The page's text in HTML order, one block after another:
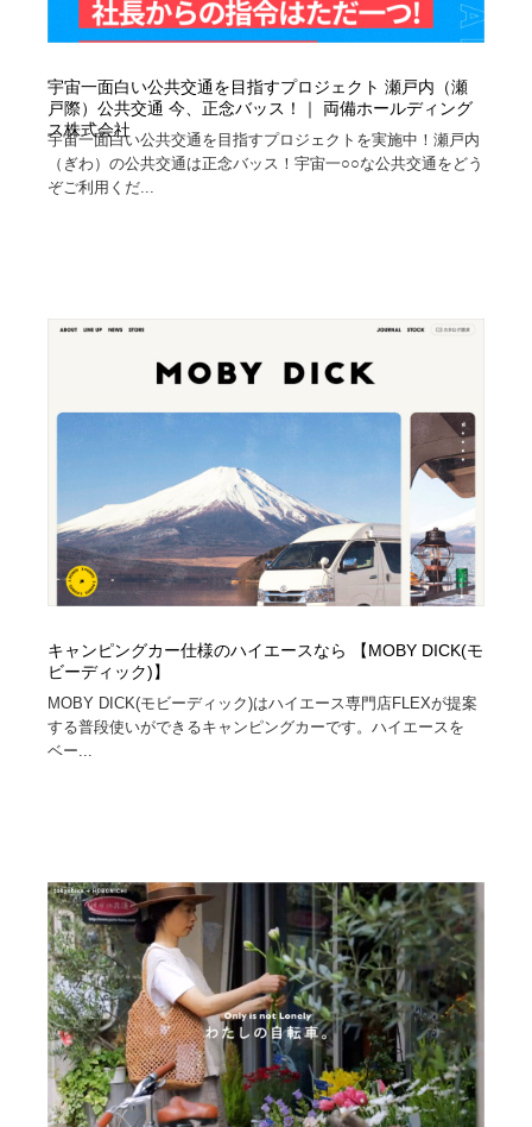
宇宙一面白い公共交通を目指すプロジェクト 瀬戸内（瀬
戸際）公共交通 今、正念バッス！｜ 両備ホールディング
ス株式会社
宇宙一面白い公共交通を目指すプロジェクトを実施中！瀬戸内
（ぎわ）の公共交通は正念バッス！宇宙一○○な公共交通をどう
ぞご利用くだ...
キャンピングカー仕様のハイエースなら 【MOBY DICK(モ
ビーディック)】
MOBY DICK(モビーディック)はハイエース専門店FLEXが提案
する普段使いができるキャンピングカーです。ハイエースを
ベー...